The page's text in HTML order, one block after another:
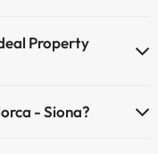
Property
- Siona?